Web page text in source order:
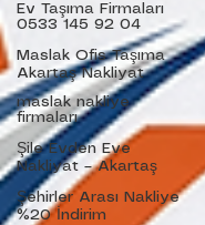
Ev Taşıma Firmaları
0533 145 92 04
Maslak Ofis Taşıma
Akartaş Nakliyat
maslak nakliye
firmaları
Şile Evden Eve
Nakliyat – Akartaş
Şehirler Arası Nakliye
%20 İndirim